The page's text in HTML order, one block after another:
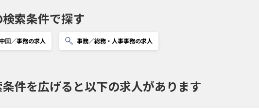
索条件で探す
中国／事務の求人 事務／総務・人事事務の求人
件を広げると以下の求人があります